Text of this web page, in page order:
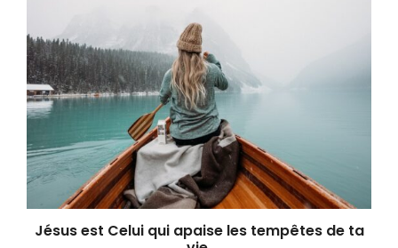
Jésus est Celui qui apaise les tempêtes de ta